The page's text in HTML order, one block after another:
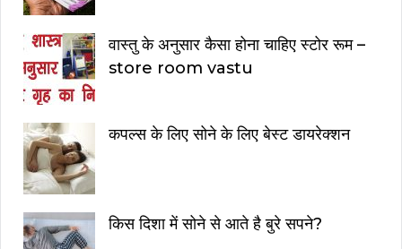
वास्तु के अनुसार कैसा होना चाहिए स्टोर रूम –
store room vastu
कपल्स के लिए सोने के लिए बेस्ट डायरेक्शन
किस दिशा में सोने से आते है बुरे सपने?